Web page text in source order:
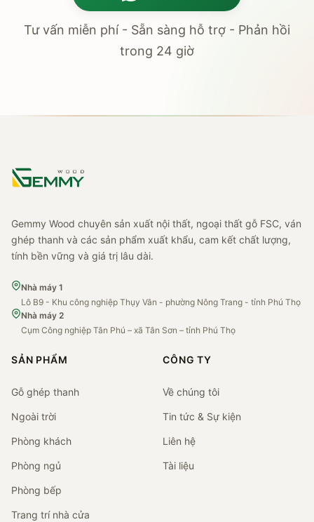
Tư vấn miễn phí - Sẵn sàng hỗ trợ - Phản hồi
trong 24 giờ
Gemmy Wood chuyên sản xuất nội thất, ngoại thất gỗ FSC, ván
ghép thanh và các sản phẩm xuất khẩu, cam kết chất lượng,
tính bền vững và giá trị lâu dài.
Nhà máy 1
Lô B9 - Khu công nghiệp Thụy Vân - phường Nông Trang - tỉnh Phú Thọ
Nhà máy 2
Cụm Công nghiệp Tân Phú – xã Tân Sơn – tỉnh Phú Thọ
SẢN PHẨM
Gỗ ghép thanh
Ngoài trời
Phòng khách
Phòng ngủ
Phòng bếp
Trang trí nhà cửa
CÔNG TY
Về chúng tôi
Tin tức & Sự kiện
Liên hệ
Tài liệu